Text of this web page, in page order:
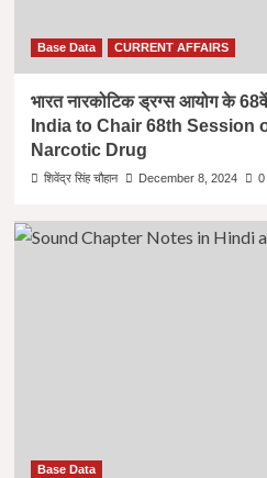
Base Data CURRENT AFFAIRS
भारत नारकोटिक ड्रग्स आयोग के 68वें
India to Chair 68th Session
Narcotic Drug
शिवेंद्र सिंह चौहान December 8, 2024 0
Base Data